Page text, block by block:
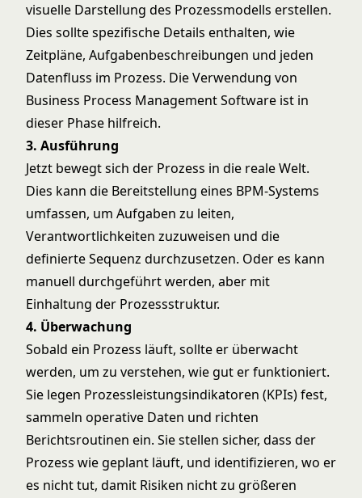
visuelle Darstellung des Prozessmodells erstellen.
Dies sollte spezifische Details enthalten, wie
Zeitpläne, Aufgabenbeschreibungen und jeden
Datenfluss im Prozess. Die Verwendung von
Business Process Management Software ist in
dieser Phase hilfreich.
3. Ausführung
Jetzt bewegt sich der Prozess in die reale Welt.
Dies kann die Bereitstellung eines BPM-Systems
umfassen, um Aufgaben zu leiten,
Verantwortlichkeiten zuzuweisen und die
definierte Sequenz durchzusetzen. Oder es kann
manuell durchgeführt werden, aber mit
Einhaltung der Prozessstruktur.
4. Überwachung
Sobald ein Prozess läuft, sollte er überwacht
werden, um zu verstehen, wie gut er funktioniert.
Sie legen Prozessleistungsindikatoren (KPIs) fest,
sammeln operative Daten und richten
Berichtsroutinen ein. Sie stellen sicher, dass der
Prozess wie geplant läuft, und identifizieren, wo er
es nicht tut, damit Risiken nicht zu größeren